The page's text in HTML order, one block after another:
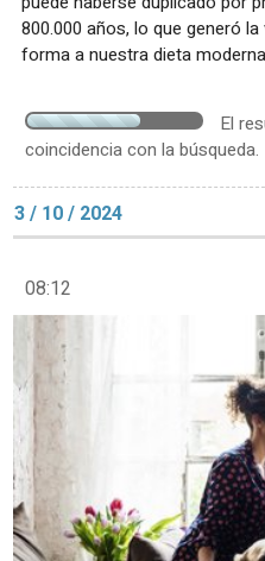
800.000 años, lo que generó
forma a nuestra dieta
El
coincidencia con la búsqueda.
3 / 10 / 2024
08:12